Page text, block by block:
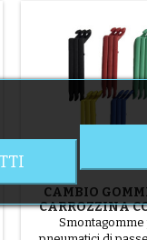
CAMBIO
CARROZZINA
CASUALE 1
DA 3 PEZZI